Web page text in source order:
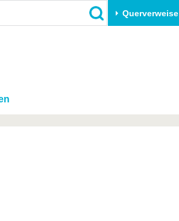
Querverweise